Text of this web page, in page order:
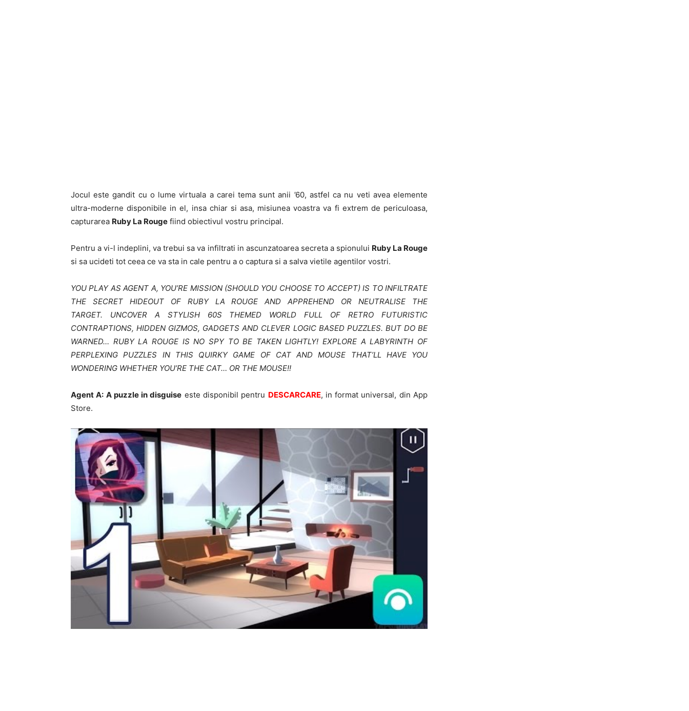
Jocul este gandit cu o lume virtuala a carei tema sunt anii ’60, astfel ca nu veti avea elemente
ultra-moderne disponibile in el, insa chiar si asa, misiunea voastra va fi extrem de periculoasa,
capturarea Ruby La Rouge fiind obiectivul vostru principal.
Pentru a vi-l indeplini, va trebui sa va infiltrati in ascunzatoarea secreta a spionului Ruby La Rouge
si sa ucideti tot ceea ce va sta in cale pentru a o captura si a salva vietile agentilor vostri.
YOU PLAY AS AGENT A, YOU’RE MISSION (SHOULD YOU CHOOSE TO ACCEPT) IS TO INFILTRATE
THE SECRET HIDEOUT OF RUBY LA ROUGE AND APPREHEND OR NEUTRALISE THE
TARGET. UNCOVER A STYLISH 60S THEMED WORLD FULL OF RETRO FUTURISTIC
CONTRAPTIONS, HIDDEN GIZMOS, GADGETS AND CLEVER LOGIC BASED PUZZLES. BUT DO BE
WARNED… RUBY LA ROUGE IS NO SPY TO BE TAKEN LIGHTLY! EXPLORE A LABYRINTH OF
PERPLEXING PUZZLES IN THIS QUIRKY GAME OF CAT AND MOUSE THAT’LL HAVE YOU
WONDERING WHETHER YOU’RE THE CAT… OR THE MOUSE!!
Agent A: A puzzle in disguise este disponibil pentru DESCARCARE, in format universal, din App
Store.